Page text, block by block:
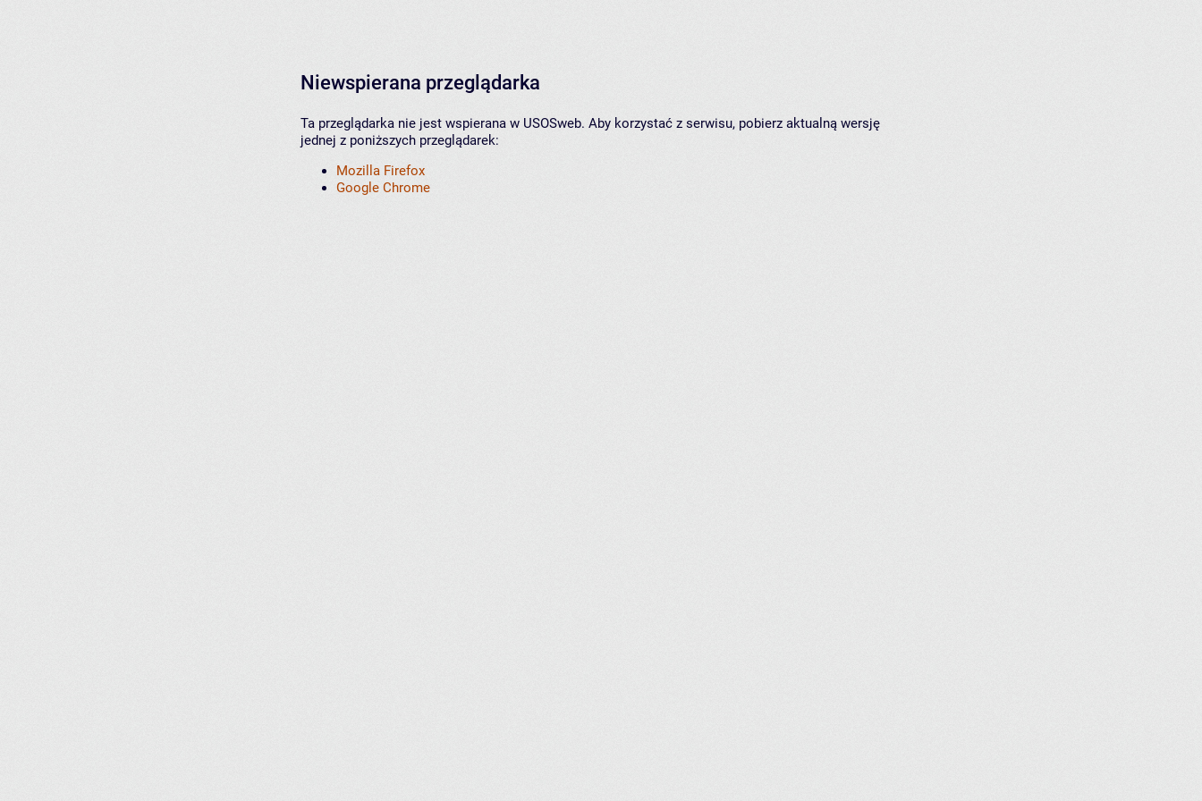
Niewspierana przeglądarka
Ta przeglądarka nie jest wspierana w USOSweb. Aby korzystać z serwisu, pobierz aktualną wersję
jednej z poniższych przeglądarek:
Mozilla Firefox
Google Chrome